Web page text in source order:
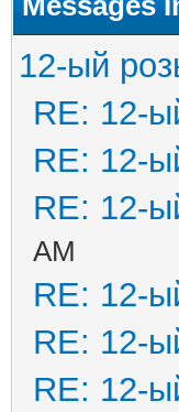
12-ый
RE: 12-
RE: 12-
RE: 12-
AM
RE: 12-
RE: 12-
RE: 12-